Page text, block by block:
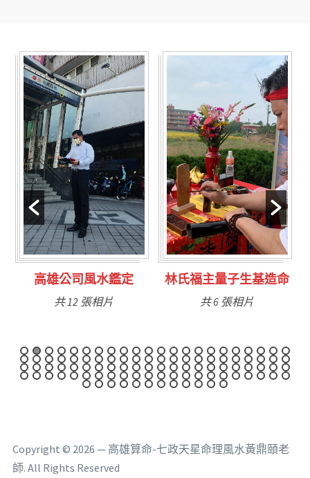
林氏福主量子生基造命
共 6 張相片
台南永康風水鑑定
共 9 張相片
Copyright © 2026 — 高雄算命-七政天星命理風水黃鼎頤老
師. All Rights Reserved